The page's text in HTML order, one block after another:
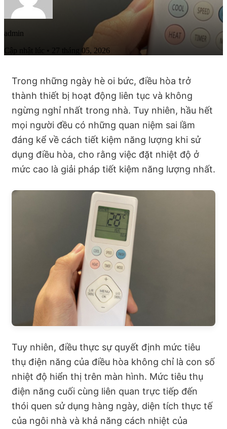
admin
Cập nhật lúc • 27 tháng 05, 2026
Trong những ngày hè oi bức, điều hòa trở
thành thiết bị hoạt động liên tục và không
ngừng nghỉ nhất trong nhà. Tuy nhiên, hầu hết
mọi người đều có những quan niệm sai lầm
đáng kể về cách tiết kiệm năng lượng khi sử
dụng điều hòa, cho rằng việc đặt nhiệt độ ở
mức cao là giải pháp tiết kiệm năng lượng nhất.
Tuy nhiên, điều thực sự quyết định mức tiêu
thụ điện năng của điều hòa không chỉ là con số
nhiệt độ hiển thị trên màn hình. Mức tiêu thụ
điện năng cuối cùng liên quan trực tiếp đến
thói quen sử dụng hàng ngày, diện tích thực tế
của ngôi nhà và khả năng cách nhiệt của